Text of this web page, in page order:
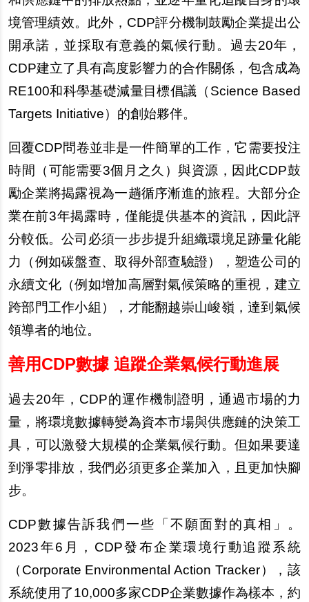
境管理績效。此外，CDP評分機制鼓勵企業提出公
開承諾，並採取有意義的氣候行動。過去20年，
CDP建立了具有高度影響力的合作關係，包含成為
RE100和科學基礎減量目標倡議（Science Based
Targets Initiative）的創始夥伴。
回覆CDP問卷並非是一件簡單的工作，它需要投注
時間（可能需要3個月之久）與資源，因此CDP鼓
勵企業將揭露視為一趟循序漸進的旅程。大部分企
業在前3年揭露時，僅能提供基本的資訊，因此評
分較低。公司必須一步步提升組織環境足跡量化能
力（例如碳盤查、取得外部查驗證），塑造公司的
永續文化（例如增加高層對氣候策略的重視，建立
跨部門工作小組），才能翻越崇山峻嶺，達到氣候
領導者的地位。
善用CDP數據 追蹤企業氣候行動進展
過去20年，CDP的運作機制證明，通過市場的力
量，將環境數據轉變為資本市場與供應鏈的決策工
具，可以激發大規模的企業氣候行動。但如果要達
到淨零排放，我們必須更多企業加入，且更加快腳
步。
CDP數據告訴我們一些「不願面對的真相」。
2023年6月，CDP發布企業環境行動追蹤系統
（Corporate Environmental Action Tracker），該
系統使用了10,000多家CDP企業數據作為樣本，約